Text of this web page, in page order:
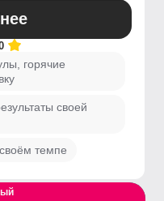
горячие
своей
темпе